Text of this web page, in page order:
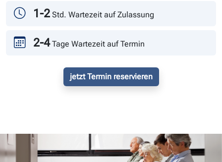
Andrang
1-2 Std. Wartezeit auf Zulassung
2-4 Tage Wartezeit auf Termin
jetzt Termin reservieren